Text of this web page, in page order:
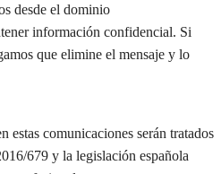
desde el dominio
información confidencial. Si
que elimine el mensaje y lo
estas comunicaciones serán tratados
679 y la legislación española